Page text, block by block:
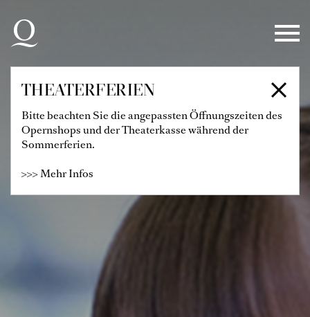
Zur Hauptnavigation springen
Zum Hauptinhalt springen
Zum Footer springen
THEATERFERIEN
Bitte beachten Sie die angepassten Öffnungszeiten des
Opernshops und der Theaterkasse während der
Sommerferien.
>>> Mehr Infos